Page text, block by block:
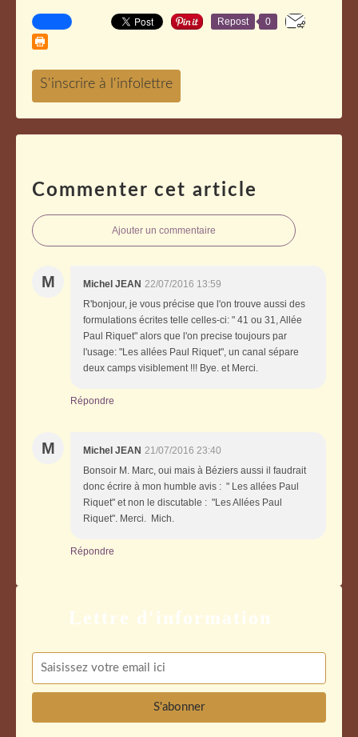
Repost 0
Commenter cet article
Ajouter un commentaire
M Michel JEAN 22/07/2016 13:59
R'bonjour, je vous précise que l'on trouve aussi des
formulations écrites telle celles-ci: " 41 ou 31, Allée
Paul Riquet" alors que l'on precise toujours par
l'usage: "Les allées Paul Riquet", un canal sépare
deux camps visiblement !!! Bye. et Merci.
Répondre
M Michel JEAN 21/07/2016 23:40
Bonsoir M. Marc, oui mais à Béziers aussi il faudrait
donc écrire à mon humble avis : " Les allées Paul
Riquet" et non le discutable : "Les Allées Paul
Riquet". Merci. Mich.
Répondre